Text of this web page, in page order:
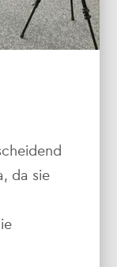
da sie